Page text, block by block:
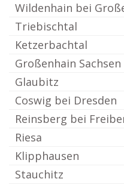
Wildenhain bei
Triebischtal
Ketzerbachtal
Großenhain Sachsen
Glaubitz
Coswig bei Dresden
Reinsberg bei
Riesa
Klipphausen
Stauchitz